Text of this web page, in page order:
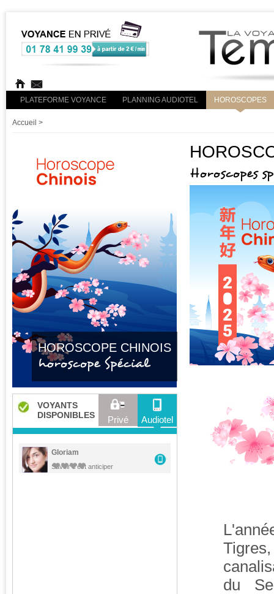
PLATEFORME VOYANCE PLANNING AUDIOTEL HOROSCOPES
Accueil >
HOROSCOPE CHINOIS
horoscope Spécial
VOYANTS
DISPONIBLES
Privé Audiotel
Gloriam
Savoir c'est anticiper
Horoscopes
du